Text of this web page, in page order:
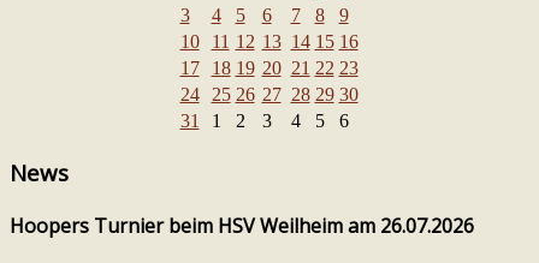
3
4 5 6 7 8
9
10
11 12 13 14 15 16
17
18 19 20 21 22 23
24
25 26 27 28 29 30
31
1 2 3 4 5 6
News
Hoopers Turnier beim HSV Weilheim am 26.07.2026